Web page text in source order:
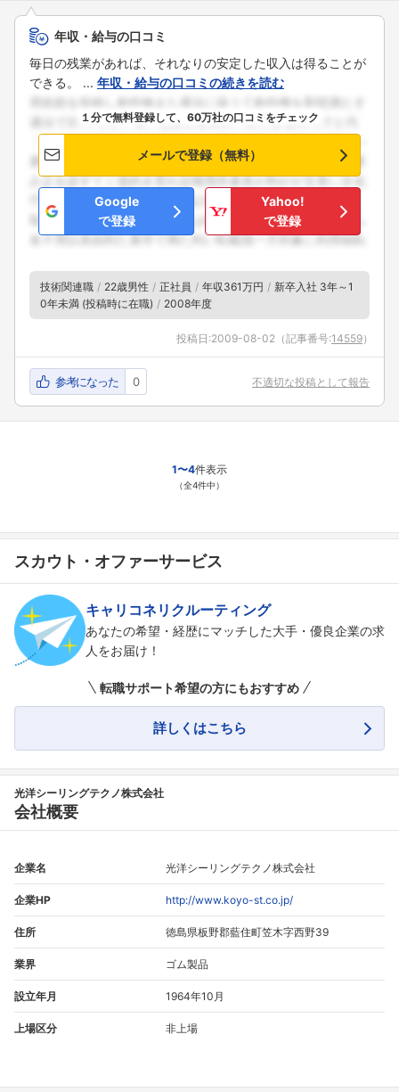
フォローしました
年収・給与の口コミ
毎日の残業があれば、それなりの安定した収入は得ることが
できる。 ... 年収・給与の口コミの続きを読む
１分で無料登録して、60万社の口コミをチェック
メールで登録（無料）
Google
で登録
Yahoo!
で登録
技術関連職 22歳男性 正社員 年収361万円
新卒入社 3年～1
0年未満 (投稿時に在職)
2008年度
投稿日:2009-08-02 （記事番号:14559）
参考になった 0 不適切な投稿として報告
1〜4件表示
（全4件中）
スカウト・オファーサービス
キャリコネリクルーティング
あなたの希望・経歴にマッチした大手・優良企業の求
人をお届け！
転職サポート希望の方にもおすすめ
詳しくはこちら
光洋シーリングテクノ株式会社
会社概要
企業名 光洋シーリングテクノ株式会社
企業HP http://www.koyo-st.co.jp/
住所 徳島県板野郡藍住町笠木字西野39
業界 ゴム製品
設立年月 1964年10月
上場区分 非上場